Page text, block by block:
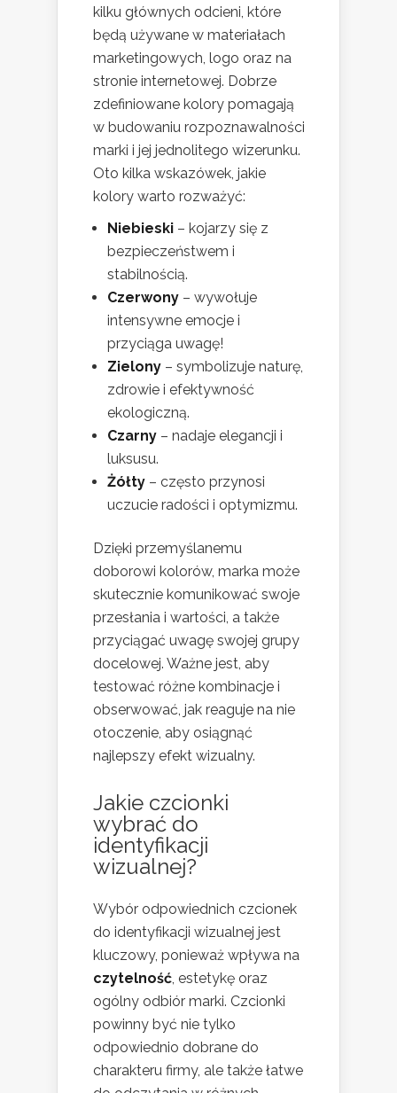
kilku głównych odcieni, które
będą używane w materiałach
marketingowych, logo oraz na
stronie internetowej. Dobrze
zdefiniowane kolory pomagają
w budowaniu rozpoznawalności
marki i jej jednolitego wizerunku.
Oto kilka wskazówek, jakie
kolory warto rozważyć:
Niebieski – kojarzy się z
bezpieczeństwem i
stabilnością.
Czerwony – wywołuje
intensywne emocje i
przyciąga uwagę!
Zielony – symbolizuje naturę,
zdrowie i efektywność
ekologiczną.
Czarny – nadaje elegancji i
luksusu.
Żółty – często przynosi
uczucie radości i optymizmu.
Dzięki przemyślanemu
doborowi kolorów, marka może
skutecznie komunikować swoje
przesłania i wartości, a także
przyciągać uwagę swojej grupy
docelowej. Ważne jest, aby
testować różne kombinacje i
obserwować, jak reaguje na nie
otoczenie, aby osiągnąć
najlepszy efekt wizualny.
Jakie czcionki
wybrać do
identyfikacji
wizualnej?
Wybór odpowiednich czcionek
do identyfikacji wizualnej jest
kluczowy, ponieważ wpływa na
czytelność , estetykę oraz
ogólny odbiór marki. Czcionki
powinny być nie tylko
odpowiednio dobrane do
charakteru firmy, ale także łatwe